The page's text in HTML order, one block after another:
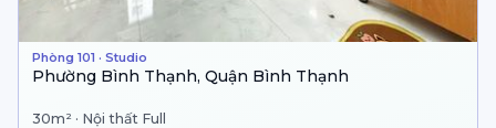
Phòng 101 · Studio
Phường Bình Thạnh, Quận Bình Thạnh
30m² · Nội thất Full